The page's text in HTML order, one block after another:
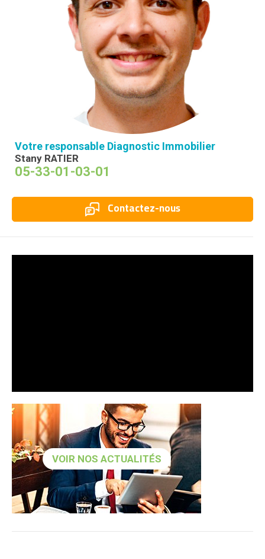
Votre responsable Diagnostic Immobilier
Stany RATIER
05-33-01-03-01
Contactez-nous
VOIR NOS ACTUALITÉS